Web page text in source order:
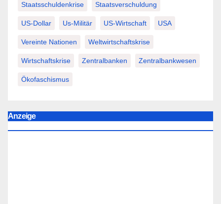
Staatsschuldenkrise Staatsverschuldung
US-Dollar Us-Militär US-Wirtschaft USA
Vereinte Nationen Weltwirtschaftskrise
Wirtschaftskrise Zentralbanken Zentralbankwesen
Ökofaschismus
Anzeige